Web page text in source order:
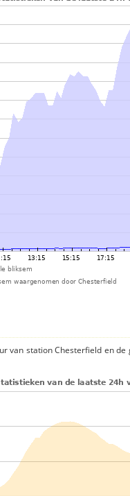
van station Chesterfield en de